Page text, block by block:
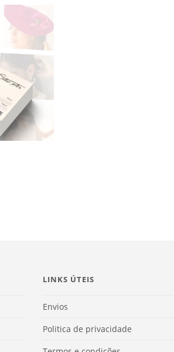
LINKS ÚTEIS
Envios
Politica de privacidade